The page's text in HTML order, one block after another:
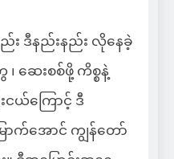
ဒီနည်းနည်း လိုနေခဲ့
၊ ဆေးစစ်ဖို့ ကိစ္စနဲ့
ယ်ကြောင့် ဒီ
ောက်အောင် ကျွန်တော်